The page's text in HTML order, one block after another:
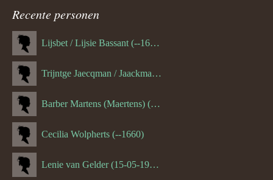
navigatie
Recente personen
Lijsbet / Lijsie Bassant (--1687)
Trijntge Jaecqman / Jaackman (--1651)
Barber Martens (Maertens) (--1658)
Cecilia Wolpherts (--1660)
Lenie van Gelder (15-05-1970)